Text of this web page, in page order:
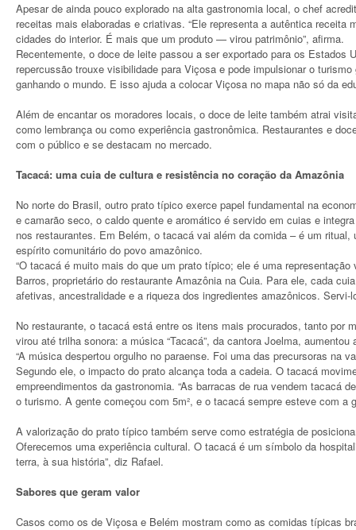
Apesar de ainda pouco explorado na alta gastronomia local, o chef
receitas mais elaboradas e criativas. “Ele representa a autêntica
cidades do interior. É mais que um produto — virou patrimônio”, afirma.
Recentemente, o doce de leite passou a ser exportado para os
repercussão trouxe visibilidade para Viçosa e pode impulsionar o
ganhando o mundo. E isso ajuda a colocar Viçosa no mapa não só da
Além de encantar os moradores locais, o doce de leite também atrai
como lembrança ou como experiência gastronômica. Restaurantes e
com o público e se destacam no mercado.
Tacacá: uma cuia de cultura e resistência no coração da Amazônia
No norte do Brasil, outro prato típico exerce papel fundamental na
e camarão seco, o caldo quente e aromático é servido em cuias e
nos restaurantes. Em Belém, o tacacá vai além da comida – é um
espírito comunitário do povo amazônico.
“O tacacá é muito mais do que um prato típico; ele é uma
Barros, proprietário do restaurante Amazônia na Cuia. Para ele, cada
afetivas, ancestralidade e a riqueza dos ingredientes amazônicos. Servi-
No restaurante, o tacacá está entre os itens mais procurados, tanto por
virou até trilha sonora: a música “Tacacá”, da cantora Joelma,
“A música despertou orgulho no paraense. Foi uma das precursoras na
Segundo ele, o impacto do prato alcança toda a cadeia. O tacacá
empreendimentos da gastronomia. “As barracas de rua vendem tacacá
o turismo. A gente começou com 5m², e o tacacá sempre esteve com a
A valorização do prato típico também serve como estratégia de
Oferecemos uma experiência cultural. O tacacá é um símbolo da
terra, à sua história”, diz Rafael.
Sabores que geram valor
Casos como os de Viçosa e Belém mostram como as comidas típicas